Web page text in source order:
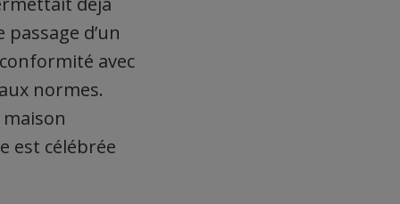
d’un
avec
normes.
est célébrée